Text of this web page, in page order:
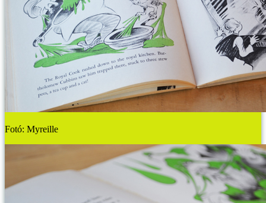
Fotó: Myreille